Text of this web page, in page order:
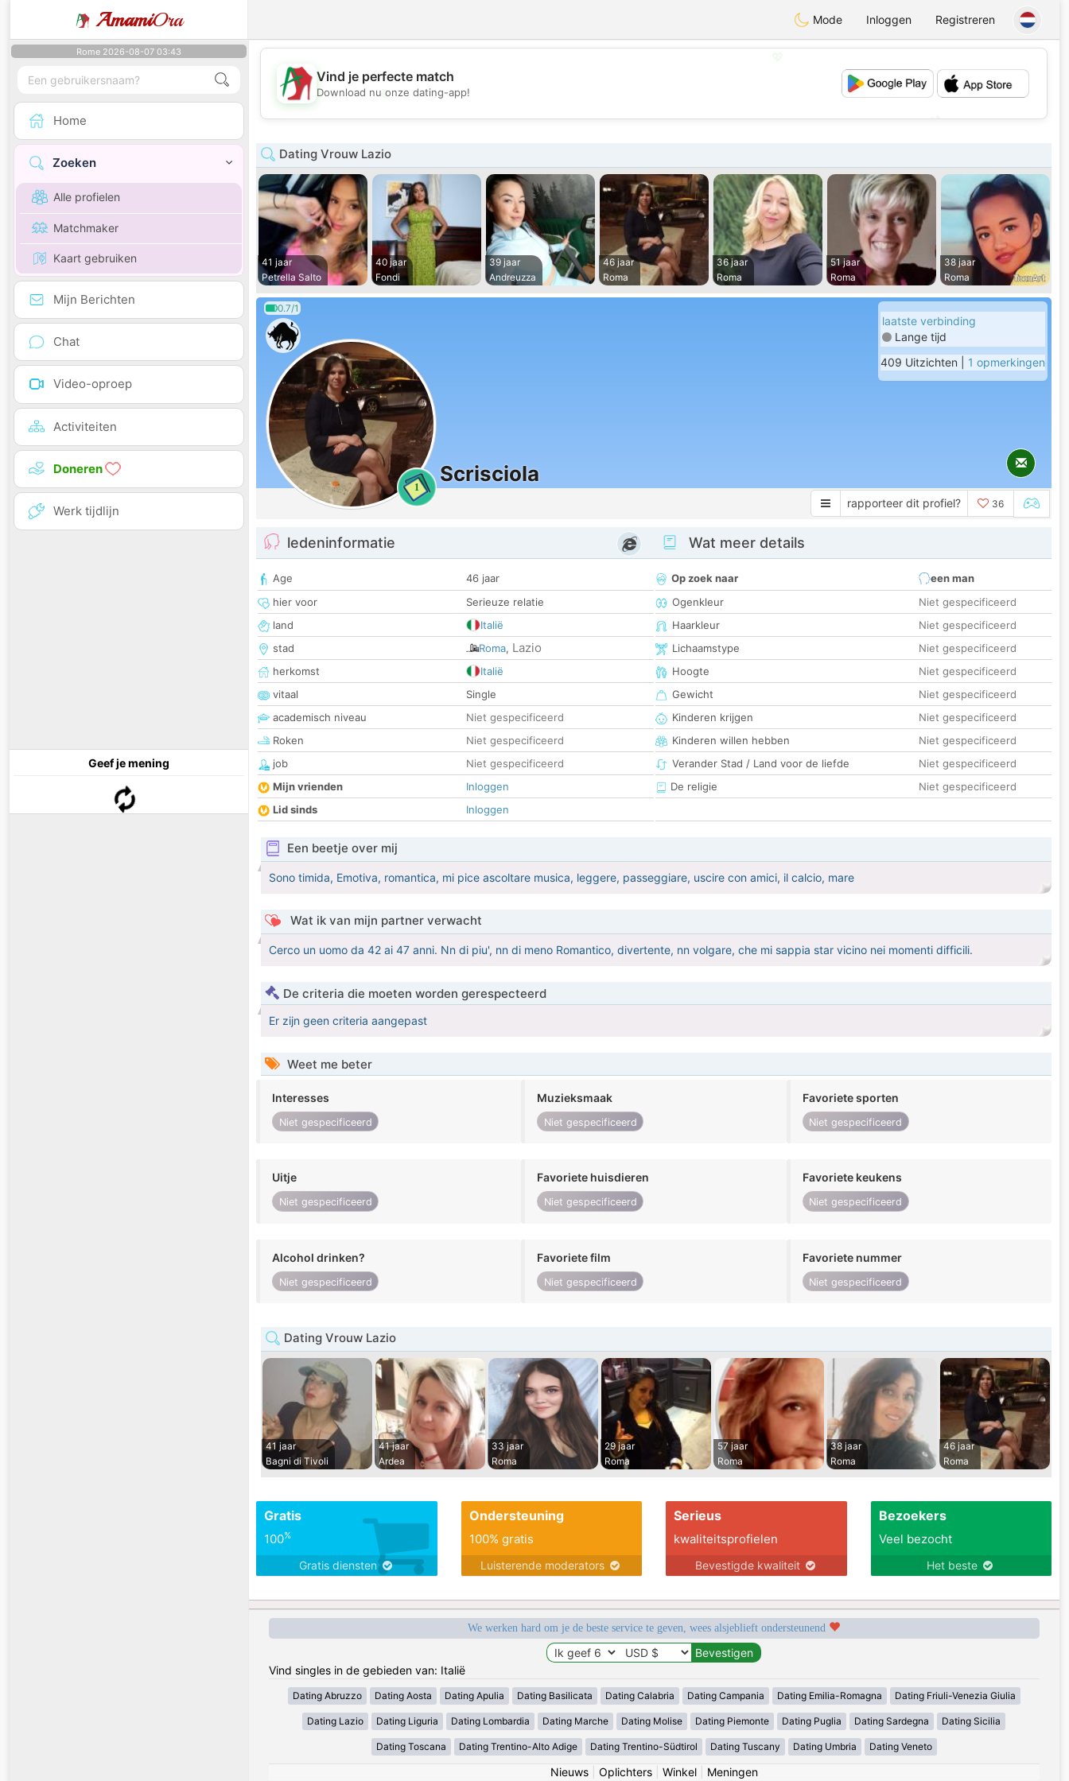
AmamiOra Mode Inloggen Registreren
Rome 2026-08-07 03:43
Home
Zoeken
Alle profielen
Matchmaker
Kaart gebruiken
Mijn Berichten
Chat
Video-oproep
Activiteiten
Doneren
Werk tijdlijn
Geef je mening
💕
Vind je perfecte match
Download nu onze dating-app!
Dating Vrouw Lazio
41 jaar
Petrella Salto
40 jaar
Fondi
39 jaar
Andreuzza
46 jaar
Roma
36 jaar
Roma
51 jaar
Roma
38 jaar
Roma
0.7/1
1
Scrisciola
laatste verbinding
Lange tijd
409 Uitzichten | 1 opmerkingen
rapporteer dit profiel? 36
ledeninformatie
Age
46 jaar
hier voor
Serieuze relatie
land
Italië
stad
Roma, Lazio
herkomst
Italië
vitaal
Single
academisch niveau
Niet gespecificeerd
Roken
Niet gespecificeerd
job
Niet gespecificeerd
Mijn vrienden
Inloggen
Lid sinds
Inloggen
Wat meer details
Op zoek naar
een man
Ogenkleur
Niet gespecificeerd
Haarkleur
Niet gespecificeerd
Lichaamstype
Niet gespecificeerd
Hoogte
Niet gespecificeerd
Gewicht
Niet gespecificeerd
Kinderen krijgen
Niet gespecificeerd
Kinderen willen hebben
Niet gespecificeerd
Verander Stad / Land voor de liefde
Niet gespecificeerd
De religie
Niet gespecificeerd
Een beetje over mij
Sono timida, Emotiva, romantica, mi pice ascoltare musica, leggere, passeggiare, uscire con amici, il calcio, mare
Wat ik van mijn partner verwacht
Cerco un uomo da 42 ai 47 anni. Nn di piu', nn di meno Romantico, divertente, nn volgare, che mi sappia star vicino nei momenti difficili.
De criteria die moeten worden gerespecteerd
Er zijn geen criteria aangepast
Weet me beter
Interesses
Niet gespecificeerd
Muzieksmaak
Niet gespecificeerd
Favoriete sporten
Niet gespecificeerd
Uitje
Niet gespecificeerd
Favoriete huisdieren
Niet gespecificeerd
Favoriete keukens
Niet gespecificeerd
Alcohol drinken?
Niet gespecificeerd
Favoriete film
Niet gespecificeerd
Favoriete nummer
Niet gespecificeerd
Dating Vrouw Lazio
41 jaar
Bagni di Tivoli
41 jaar
Ardea
33 jaar
Roma
29 jaar
Roma
57 jaar
Roma
38 jaar
Roma
46 jaar
Roma
Gratis
100%
Gratis diensten
Ondersteuning
100% gratis
Luisterende moderators
Serieus
kwaliteitsprofielen
Bevestigde kwaliteit
Bezoekers
Veel bezocht
Het beste
We werken hard om je de beste service te geven, wees alsjeblieft ondersteunend
Vind singles in de gebieden van: Italië
Dating Abruzzo Dating Aosta Dating Apulia Dating Basilicata Dating Calabria Dating Campania Dating Emilia-Romagna Dating Friuli-Venezia Giulia
Dating Lazio Dating Liguria Dating Lombardia Dating Marche Dating Molise Dating Piemonte Dating Puglia Dating Sardegna Dating Sicilia
Dating Toscana Dating Trentino-Alto Adige Dating Trentino-Südtirol Dating Tuscany Dating Umbria Dating Veneto
Nieuws| Oplichters| Winkel| Meningen